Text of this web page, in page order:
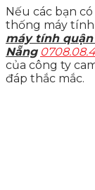
Nếu các bạn
thống máy tính
máy tính quận
Nẵng
của công ty
đáp thắc mắc.